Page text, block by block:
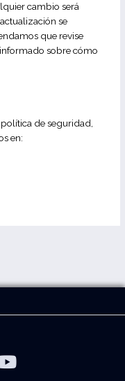
cambio será
se
que revise
sobre cómo
de seguridad,
en: